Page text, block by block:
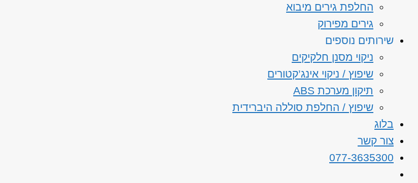
החלפת גירים מיבוא
גירים מפירוק
שירותים נוספים
ניקוי מסנן חלקיקים
שיפוץ / ניקוי אינג’קטורים
תיקון מערכת ABS
שיפוץ / החלפת סוללה היברידית
בלוג
צור קשר
077-3635300